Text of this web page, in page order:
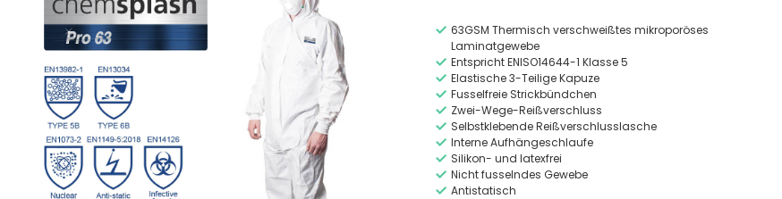
63GSM Thermisch verschweißtes mikroporöses
Laminatgewebe
Entspricht ENISO14644-1 Klasse 5
Elastische 3-Teilige Kapuze
Fusselfreie Strickbündchen
Zwei-Wege-Reißverschluss
Selbstklebende Reißverschlusslasche
Interne Aufhängeschlaufe
Silikon- und latexfrei
Nicht fusselndes Gewebe
Antistatisch